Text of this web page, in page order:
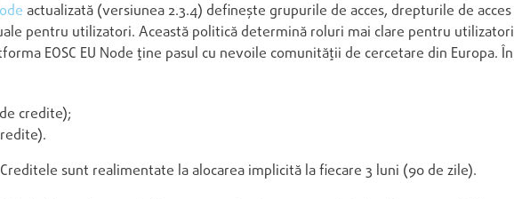
actualizată (versiunea 2.3.4) definește grupurile de acces, drepturile de
pentru utilizatori. Această politică determină roluri mai clare pentru
EOSC EU Node ține pasul cu nevoile comunității de cercetare din Europa.
credite);
sunt realimentate la alocarea implicită la fiecare 3 luni (90 de zile).